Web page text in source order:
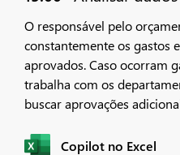
O responsável pelo
constantemente os gastos
aprovados. Caso ocorram
trabalha com os
buscar aprovações
Copilot no Excel